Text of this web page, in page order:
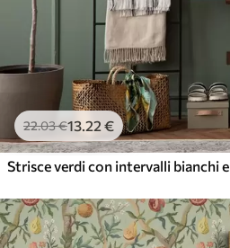
22.03€13.22 €